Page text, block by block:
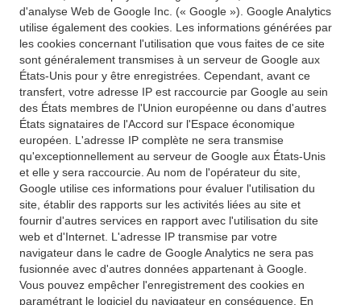
d'analyse Web de Google Inc. (« Google »). Google Analytics
utilise également des cookies. Les informations générées par
les cookies concernant l'utilisation que vous faites de ce site
sont généralement transmises à un serveur de Google aux
États-Unis pour y être enregistrées. Cependant, avant ce
transfert, votre adresse IP est raccourcie par Google au sein
des États membres de l'Union européenne ou dans d'autres
États signataires de l'Accord sur l'Espace économique
européen. L'adresse IP complète ne sera transmise
qu'exceptionnellement au serveur de Google aux États-Unis
et elle y sera raccourcie. Au nom de l'opérateur du site,
Google utilise ces informations pour évaluer l'utilisation du
site, établir des rapports sur les activités liées au site et
fournir d'autres services en rapport avec l'utilisation du site
web et d'Internet. L'adresse IP transmise par votre
navigateur dans le cadre de Google Analytics ne sera pas
fusionnée avec d'autres données appartenant à Google.
Vous pouvez empêcher l'enregistrement des cookies en
paramétrant le logiciel du navigateur en conséquence. En